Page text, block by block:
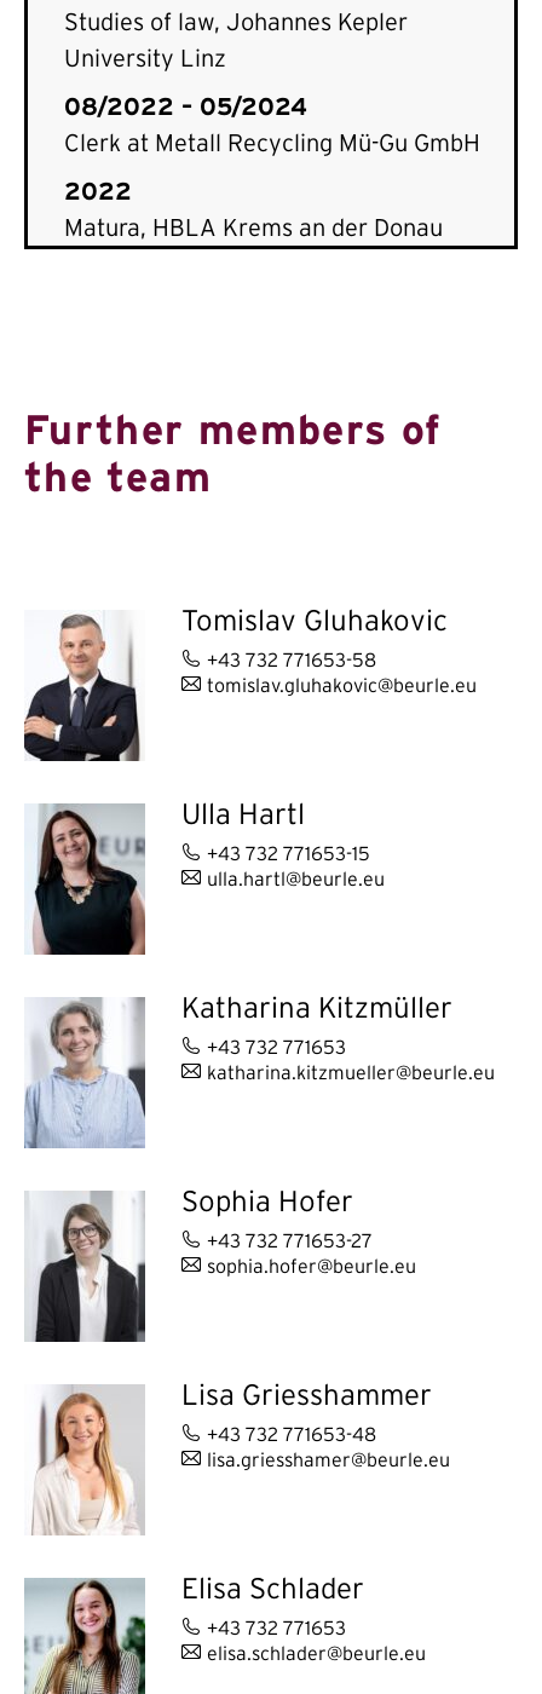
Studies of law, Johannes Kepler
University Linz
08/2022 – 05/2024
Clerk at Metall Recycling Mü-Gu GmbH
2022
Matura, HBLA Krems an der Donau
Further members of
the team
Tomislav Gluhakovic
+43 732 771653-58
tomislav.gluhakovic@beurle.eu
Ulla Hartl
+43 732 771653-15
ulla.hartl@beurle.eu
Katharina Kitzmüller
+43 732 771653
katharina.kitzmueller@beurle.eu
Sophia Hofer
+43 732 771653-27
sophia.hofer@beurle.eu
Lisa Griesshammer
+43 732 771653-48
lisa.griesshamer@beurle.eu
Elisa Schlader
+43 732 771653
elisa.schlader@beurle.eu